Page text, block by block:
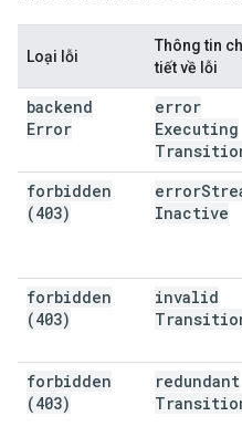
Loại lỗi
Thông tin
tiết về lỗi
backend
Error
error
Executing
forbidden
(403)
error
Inactive
forbidden
(403)
invalid
forbidden
(403)
redundant